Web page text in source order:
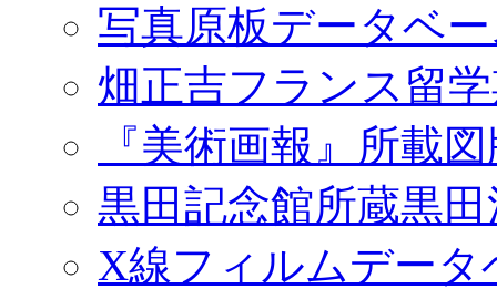
写真原板データベ
畑正吉フランス留
『美術画報』所載
黒田記念館所蔵黒
X線フィルムデータ